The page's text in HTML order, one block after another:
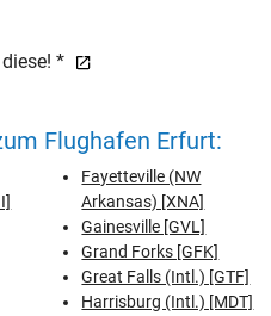
*
Flughafen Erfurt:
Fayetteville (NW
Arkansas) [XNA]
Gainesville [GVL]
Grand Forks [GFK]
Great Falls (Intl.) [GTF]
Harrisburg (Intl.) [MDT]